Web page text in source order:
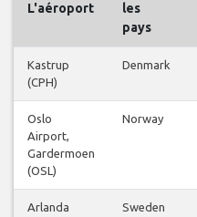
L'aéroport
les
pays
Kastrup
(CPH)
Denmark
Oslo
Airport,
Gardermoen
(OSL)
Norway
Arlanda
Sweden